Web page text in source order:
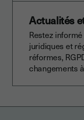
Actualités
Restez
juridiques et
réformes,
changements